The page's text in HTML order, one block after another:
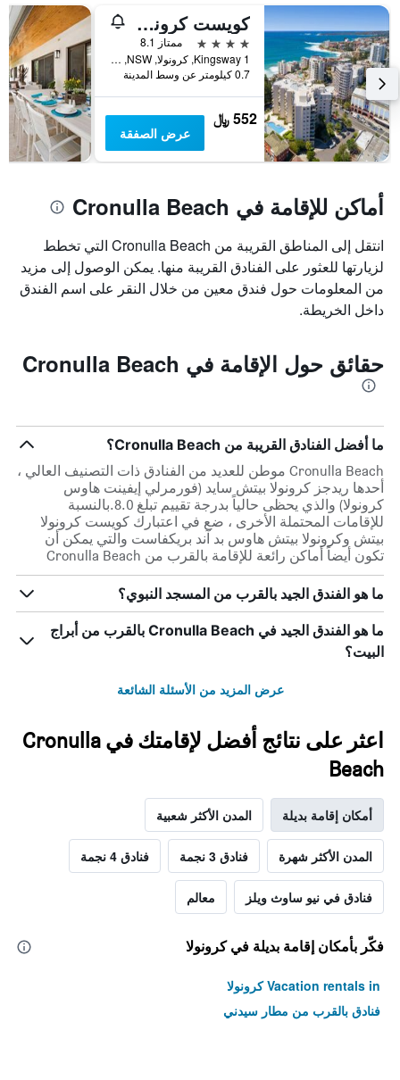
كويست كرونولا بيتش
4 نجوم
ممتاز 8.1
1 Kingsway, كرونولا, NSW, أستراليا
0.7 كيلومتر عن وسط المدينة
552 ﷼
عرض الصفقة
أماكن للإقامة في Cronulla Beach
انتقل إلى المناطق القريبة من Cronulla Beach التي تخطط
لزيارتها للعثور على الفنادق القريبة منها. يمكن الوصول إلى مزيد
من المعلومات حول فندق معين من خلال النقر على اسم الفندق
داخل الخريطة.
حقائق حول الإقامة في Cronulla Beach
ما أفضل الفنادق القريبة من Cronulla Beach؟
Cronulla Beach موطن للعديد من الفنادق ذات التصنيف العالي ،
أحدها ريدجز كرونولا بيتش سايد (فورمرلي إيفينت هاوس
كرونولا) والذي يحظى حالياً بدرجة تقييم تبلغ 8.0.بالنسبة
للإقامات المحتملة الأخرى ، ضع في اعتبارك كويست كرونولا
بيتش وكرونولا بيتش هاوس بد آند بريكفاست والتي يمكن أن
تكون أيضاً أماكن رائعة للإقامة بالقرب من Cronulla Beach
ما هو الفندق الجيد بالقرب من المسجد النبوي؟
ما هو الفندق الجيد في Cronulla Beach بالقرب من أبراج
البيت؟
عرض المزيد من الأسئلة الشائعة
اعثر على نتائج أفضل لإقامتك في Cronulla
Beach
أمكان إقامة بديلة المدن الأكثر شعبية
المدن الأكثر شهرة فنادق 3 نجمة فنادق 4 نجمة
فنادق في نيو ساوث ويلز معالم
فكّر بأمكان إقامة بديلة في كرونولا
Vacation rentals in كرونولا
فنادق بالقرب من مطار سيدني